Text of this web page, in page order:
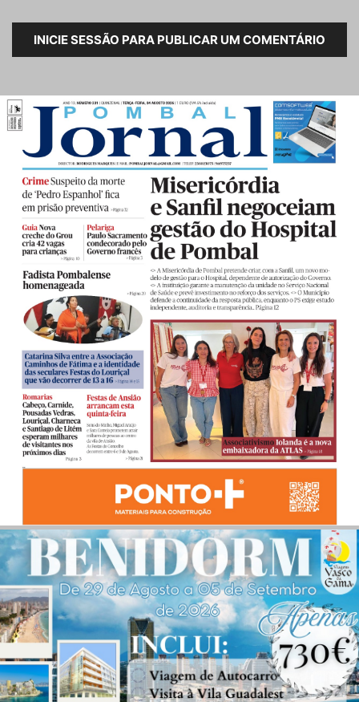
INICIE SESSÃO PARA PUBLICAR UM COMENTÁRIO